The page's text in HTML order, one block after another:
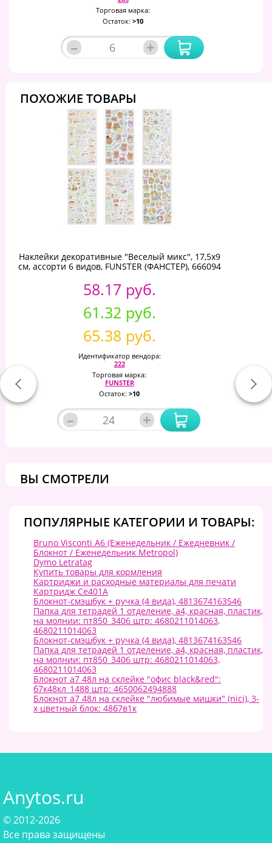
Торговая марка:
Остаток: >10
– +
ПОХОЖИЕ ТОВАРЫ
Наклейки декоративные "Веселый микс", 17,5х9
см, ассорти 6 видов, FUNSTER (ФАНСТЕР), 666094
58.17 руб.
61.32 руб.
65.38 руб.
Идентификатор вендора:
222
Торговая марка:
FUNSTER
Остаток: >10
– +
ВЫ СМОТРЕЛИ
ПОПУЛЯРНЫЕ КАТЕГОРИИ И ТОВАРЫ:
Bruno Visconti А6 (Еженедельник / Ежедневник /
Блокнот / Еженедельник Metropol)
Dymo Letratag
Купить товары для кормления
Картриджи и расходные материалы для печати
Картридж Ce401A
Блокнот-смэшбук + ручка (4 вида), 4813674163546
Папка для тетрадей 1 отделение, а4, красная, пластик,
на молнии: пт850_3406 штр: 4680211014063,
4680211014063
Блокнот-смэшбук + ручка (4 вида), 4813674163546
Папка для тетрадей 1 отделение, а4, красная, пластик,
на молнии: пт850_3406 штр: 4680211014063,
4680211014063
Блокнот а7 48л на склейке "офис black&red":
б7к48кл_1488 штр: 4650062494888
Блокнот а7 48л на склейке "любимые мишки" (nici), 3-
х цветный блок: 48б7в1к
Anytos.ru
© 2012-2026
Все права защищены